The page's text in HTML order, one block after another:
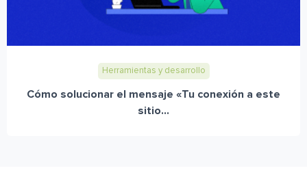
Herramientas y desarrollo
Cómo solucionar el mensaje «Tu conexión a este
sitio...